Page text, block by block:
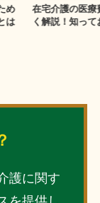
め
は
在宅介護の医療
く解説！知って
護に関す